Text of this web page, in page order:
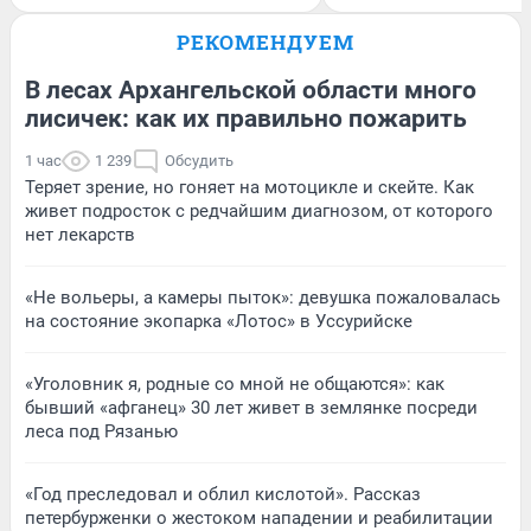
РЕКОМЕНДУЕМ
В лесах Архангельской области много
лисичек: как их правильно пожарить
1 час 1 239 Обсудить
Теряет зрение, но гоняет на мотоцикле и скейте. Как
живет подросток с редчайшим диагнозом, от которого
нет лекарств
«Не вольеры, а камеры пыток»: девушка пожаловалась
на состояние экопарка «Лотос» в Уссурийске
«Уголовник я, родные со мной не общаются»: как
бывший «афганец» 30 лет живет в землянке посреди
леса под Рязанью
«Год преследовал и облил кислотой». Рассказ
петербурженки о жестоком нападении и реабилитации